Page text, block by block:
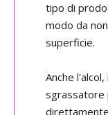
tipo di
modo da
superficie.
Anche
sgrassatore